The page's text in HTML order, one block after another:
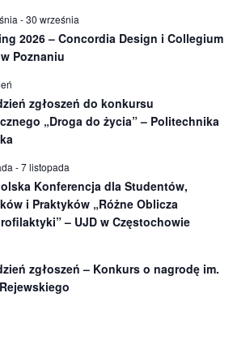
-30 września
2026 – Concordia Design i Collegium
Poznaniu
zgłoszeń do konkursu
„Droga do życia” – Politechnika
-7 listopada
Konferencja dla Studentów,
i Praktyków „Różne Oblicza
– UJD w Częstochowie
zgłoszeń – Konkurs o nagrodę im.